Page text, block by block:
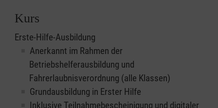
Kurs
Erste-Hilfe-Ausbildung
Anerkannt im Rahmen der
Betriebshelferausbildung und
Fahrerlaubnisverordnung (alle Klassen)
Grundausbildung in Erster Hilfe
Inklusive Teilnahmebescheinigung und digitaler